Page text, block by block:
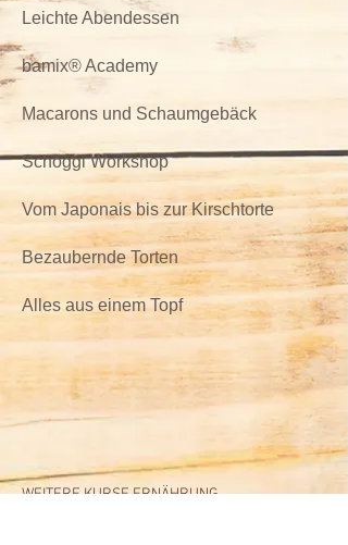
Leichte Abendessen
bamix® Academy
Macarons und Schaumgebäck
Schoggi Workshop
Vom Japonais bis zur Kirschtorte
Bezaubernde Torten
Alles aus einem Topf
WEITERE KURSE ERNÄHRUNG